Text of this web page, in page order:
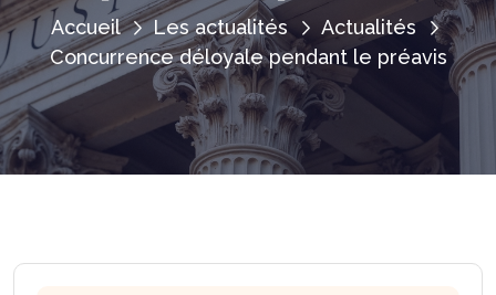
Accueil Les actualités
Actualités
Concurrence déloyale pendant le préavis